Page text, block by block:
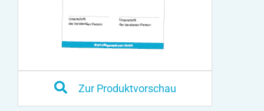
Zur Produktvorschau